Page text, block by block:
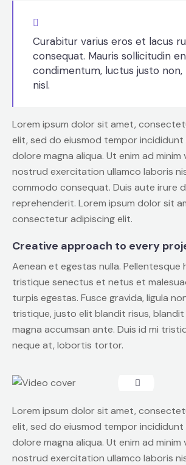
Curabitur varius eros et lacus
consequat. Mauris sollicitudin
condimentum, luctus justo
nisl.
Lorem ipsum dolor sit amet,
elit, sed do eiusmod tempor
dolore magna aliqua. Ut enim ad minim
nostrud exercitation ullamco laboris
commodo consequat. Duis aute irure
reprehenderit. Lorem ipsum dolor sit
consectetur adipiscing elit.
Creative approach to every
Aenean et egestas nulla.
tristique senectus et netus et
turpis egestas. Fusce gravida, ligula
tristique, justo elit blandit risus, blandit
magna accumsan ante. Duis id mi
neque at, lobortis tortor.
Lorem ipsum dolor sit amet,
elit, sed do eiusmod tempor
dolore magna aliqua. Ut enim ad minim
nostrud exercitation ullamco laboris